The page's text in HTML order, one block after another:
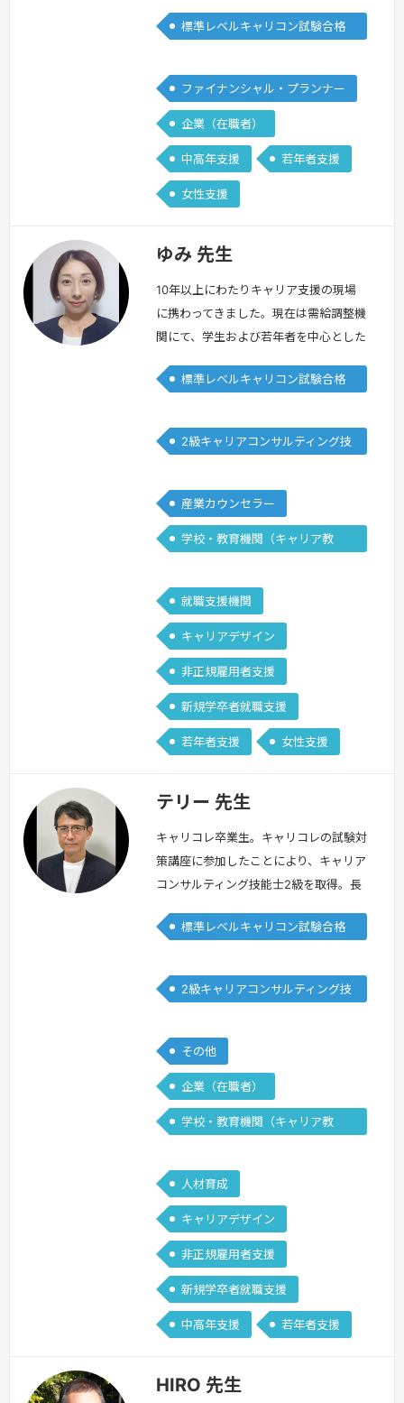
れながら、プロットのバリエーションを
中高年や若年層の就職・転職、不本意な
異動や評価など、いろんなケースを経験
することで、共通のポイントが見えてく
ると思います。皆さんがご自身で“コ
ツ”を掴んでいただけるよう、具体的な
フィー…続きを見る »
標準レベルキャリコン試験合格
ファイナンシャル・プランナー
企業（在職者）
中高年支援 若年者支援
女性支援
ゆみ 先生
10年以上にわたりキャリア支援の現場
に携わってきました。現在は需給調整機
関にて、学生および若年者を中心とした
や就職活動に関する相談、職業理解支援
動では、自己理解や仕事理解を十分に行
わないまま、当時成長分野として注目さ
て就職しました。しかし実際に働く中
で、「こんなはずではなかった」という
違和… 続きを見る »
標準レベルキャリコン試験合格
2級キャリアコンサルティング技
産業カウンセラー
学校・教育機関（キャリア教
就職支援機関
キャリアデザイン
非正規雇用者支援
新規学卒者就職支援
若年者支援 女性支援
テリー 先生
キャリコレ卒業生。キャリコレの試験対
策講座に参加したことにより、キャリア
コンサルティング技能士2級を取得。長
し、音楽の制作・宣伝・海外渉外を経
や社員の様々な相談の他、キャリアコン
サルティングを行う。また、イベント業
見も豊富。趣味は海釣り。休日は海の上
で過ごす事が何よりの楽しみ。
見る »
標準レベルキャリコン試験合格
2級キャリアコンサルティング技
その他
企業（在職者）
学校・教育機関（キャリア教
人材育成
キャリアデザイン
非正規雇用者支援
新規学卒者就職支援
中高年支援 若年者支援
HIRO 先生